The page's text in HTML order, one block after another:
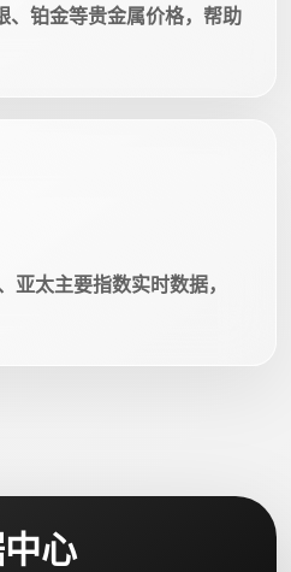
、铂金等贵金属价格，帮助
亚太主要指数实时数据，
心